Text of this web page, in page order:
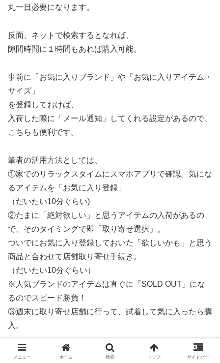
丸一日必要になります。
反面、ネットで検索するとなれば、
隙間時間に１時間もあれば購入可能。
事前に「お気に入りブランド」や「お気に入りアイテム・
サイズ」
を登録しておけば、
入荷した際に「メール通知」してくれる設定があるので、
こちらも便利です。
筆者の活用方法としては、
①家でのリラックスタイムにスマホアプリで確認。気にな
るアイテムを「お気に入り登録」
（だいたい10分ぐらい)
②たまに「絶対欲しい」と思うアイテムの入荷があるの
で、そのタイミングで即「取り寄せ選択」。
ついでにお気に入り登録しておいた「欲しいかも」と思う
商品と合わせて店舗取り寄せ手続き。
（だいたい10分ぐらい）
※人気ブランドのアイテムは直ぐに「SOLD OUT」にな
るのでスピード勝負！
③週末に取り寄せ店舗に行って、試着して気に入ったら購
入。
店舗に足を運ぶ頻度としては、
メニュー ホーム 検索 トップ サイドバー